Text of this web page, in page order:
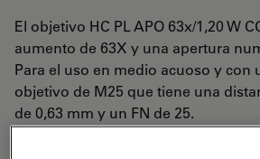
El objetivo HC PL APO 63x/1,20 W
aumento de 63X y una apertura
Para el uso en medio acuoso y con
objetivo de M25 que tiene una
de 0,63 mm y un FN de 25.